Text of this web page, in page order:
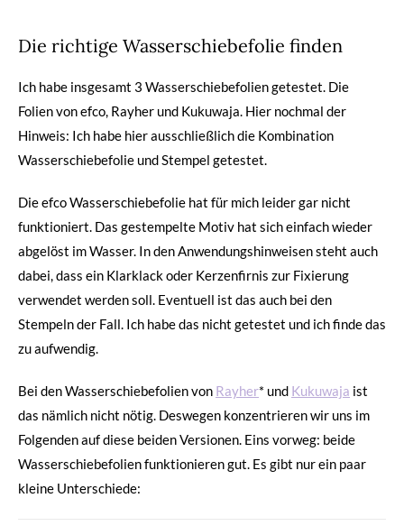
Die richtige Wasserschiebefolie finden
Ich habe insgesamt 3 Wasserschiebefolien getestet. Die
Folien von efco, Rayher und Kukuwaja. Hier nochmal der
Hinweis: Ich habe hier ausschließlich die Kombination
Wasserschiebefolie und Stempel getestet.
Die efco Wasserschiebefolie hat für mich leider gar nicht
funktioniert. Das gestempelte Motiv hat sich einfach wieder
abgelöst im Wasser. In den Anwendungshinweisen steht auch
dabei, dass ein Klarklack oder Kerzenfirnis zur Fixierung
verwendet werden soll. Eventuell ist das auch bei den
Stempeln der Fall. Ich habe das nicht getestet und ich finde das
zu aufwendig.
Bei den Wasserschiebefolien von Rayher* und Kukuwaja ist
das nämlich nicht nötig. Deswegen konzentrieren wir uns im
Folgenden auf diese beiden Versionen. Eins vorweg: beide
Wasserschiebefolien funktionieren gut. Es gibt nur ein paar
kleine Unterschiede: